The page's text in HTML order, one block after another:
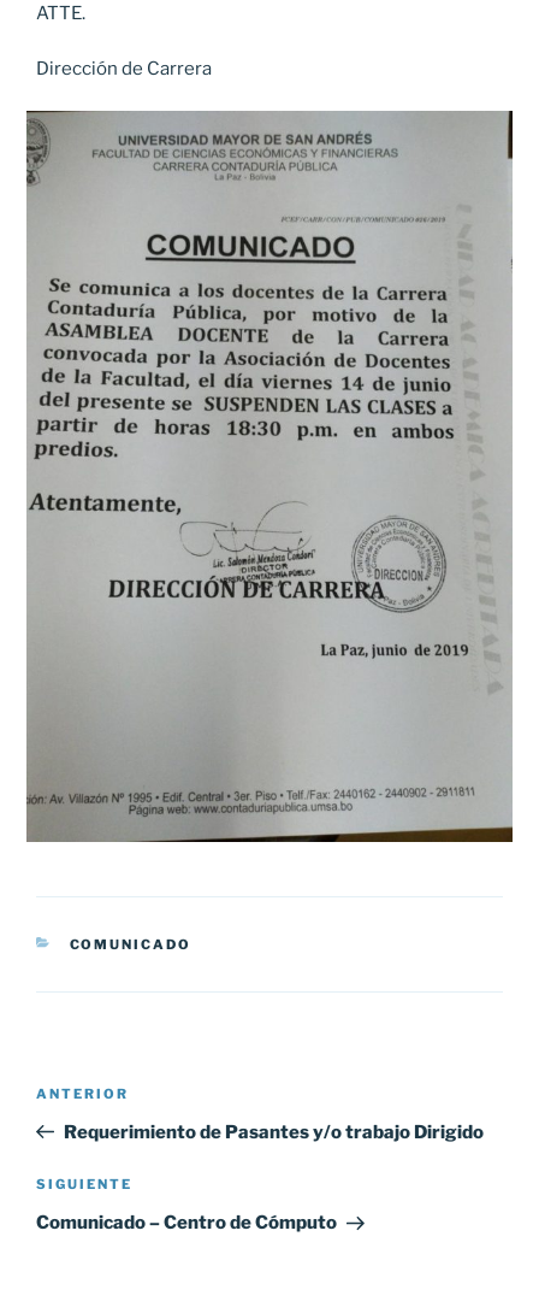
ATTE.
Dirección de Carrera
CATEGORÍAS
COMUNICADO
Navegación
entradas
Entrada
anterior:
ANTERIOR
Requerimiento de Pasantes y/o trabajo Dirigido
Siguiente
entrada
SIGUIENTE
Comunicado – Centro de Cómputo